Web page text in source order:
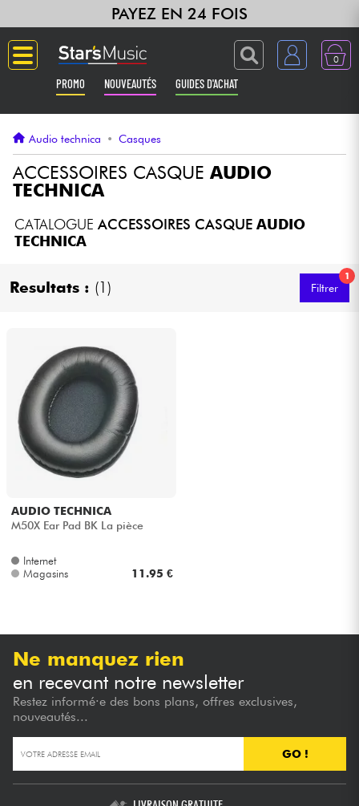
PAYEZ EN 24 FOIS
0
PROMO NOUVEAUTÉS GUIDES D'ACHAT
Guitares & Basses
Claviers & Pianos
Synthés & Sampleurs
Casques
Micros & HF
DJ
Violons & Quatuor
Eveil Musical
Câbles & Access.
Audio technica • Casques
ACCESSOIRES CASQUE AUDIO
TECHNICA
CATALOGUE ACCESSOIRES CASQUE AUDIO
TECHNICA
Resultats : (1)
1
Filtrer
AUDIO TECHNICA
M50X Ear Pad BK La pièce
Internet
Magasins
11.95 €
Ne manquez rien
en recevant notre newsletter
Restez informé·e des bons plans, offres exclusives,
nouveautés...
GO !